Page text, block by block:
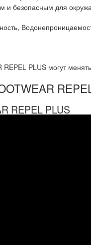
и безопасным для
PLUS могут
REPEL PLUS